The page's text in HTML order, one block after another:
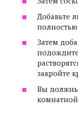
Добавьте
Затем
закройте
Вы должны